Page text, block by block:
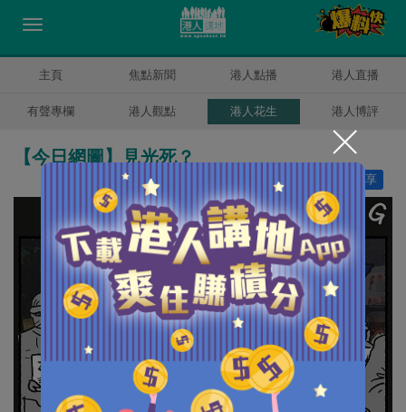
主頁 焦點新聞 港人點播 港人直播
有聲專欄 港人觀點 港人花生 港人博評
【今日網圖】見光死？
分享